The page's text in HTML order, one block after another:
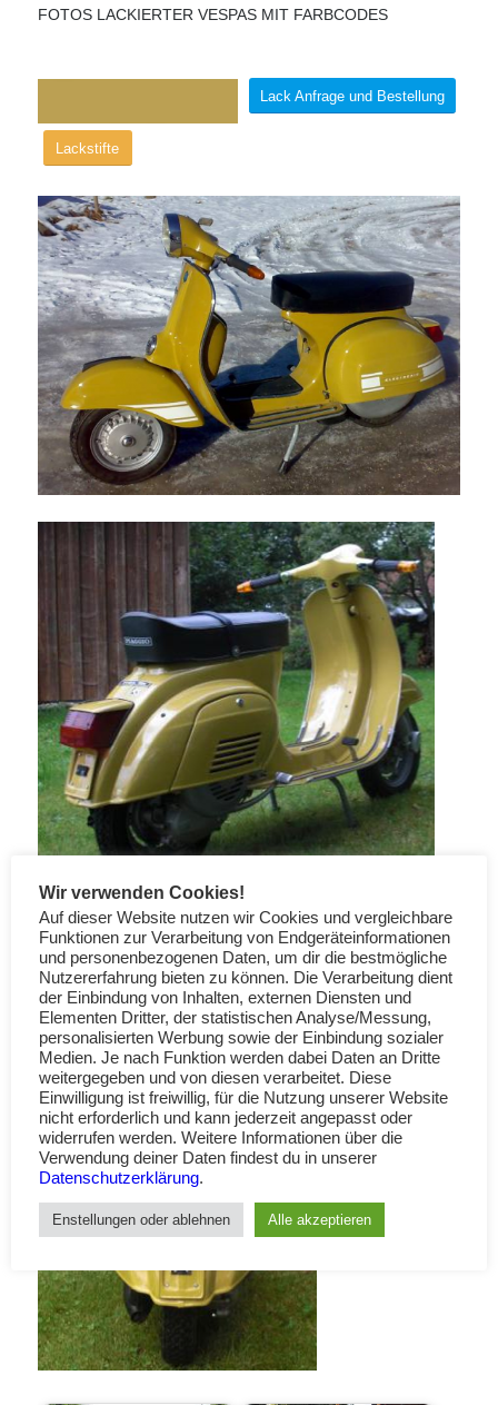
FOTOS LACKIERTER VESPAS MIT FARBCODES
Lack Anfrage und Bestellung
Lackstifte
Wir verwenden Cookies!
Auf dieser Website nutzen wir Cookies und vergleichbare
Funktionen zur Verarbeitung von Endgeräteinformationen
und personenbezogenen Daten, um dir die bestmögliche
Nutzererfahrung bieten zu können. Die Verarbeitung dient
der Einbindung von Inhalten, externen Diensten und
Elementen Dritter, der statistischen Analyse/Messung,
personalisierten Werbung sowie der Einbindung sozialer
Medien. Je nach Funktion werden dabei Daten an Dritte
weitergegeben und von diesen verarbeitet. Diese
Einwilligung ist freiwillig, für die Nutzung unserer Website
nicht erforderlich und kann jederzeit angepasst oder
widerrufen werden. Weitere Informationen über die
Verwendung deiner Daten findest du in unserer
Datenschutzerklärung.
Enstellungen oder ablehnen Alle akzeptieren